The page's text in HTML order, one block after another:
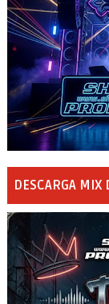
DESCARGA MIX